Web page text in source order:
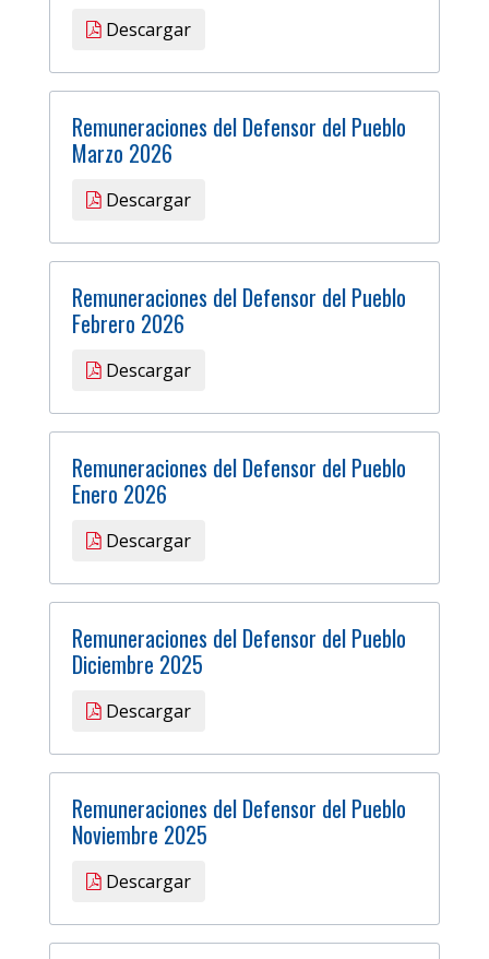
Descargar
Remuneraciones del Defensor del Pueblo
Marzo 2026
Descargar
Remuneraciones del Defensor del Pueblo
Febrero 2026
Descargar
Remuneraciones del Defensor del Pueblo
Enero 2026
Descargar
Remuneraciones del Defensor del Pueblo
Diciembre 2025
Descargar
Remuneraciones del Defensor del Pueblo
Noviembre 2025
Descargar